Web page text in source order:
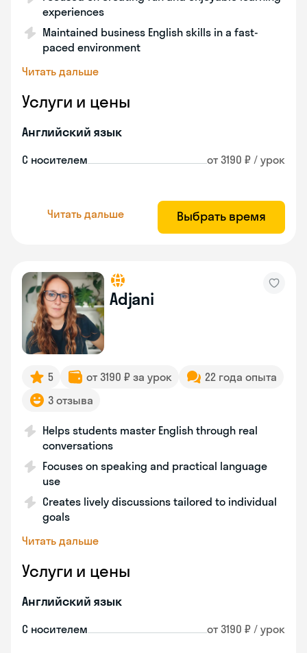
experiences
Maintained business English skills in a fast-
paced environment
Читать дальше
Услуги и цены
Английский язык
С носителем от 3190 ₽ / урок
Читать дальше Выбрать время
Adjani
5 от 3190 ₽ за урок
22 года опыта
3 отзыва
Helps students master English through real
conversations
Focuses on speaking and practical language
use
Creates lively discussions tailored to individual
goals
Читать дальше
Услуги и цены
Английский язык
С носителем от 3190 ₽ / урок